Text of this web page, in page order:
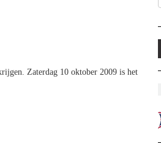
Zaterdag 10 oktober 2009 is het